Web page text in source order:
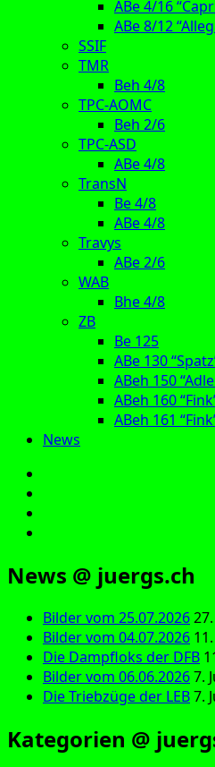
ABe 4/16
ABe 8/12
SSIF
TMR
Beh 4/8
TPC-AOMC
Beh 2/6
TPC-ASD
ABe 4/8
TransN
Be 4/8
ABe 4/8
Travys
ABe 2/6
WAB
Bhe 4/8
ZB
Be 125
ABe 130
ABeh 150
ABeh 160
ABeh 161
News
News @ juergs.ch
Bilder vom 25.07.2026
Bilder vom 04.07.2026
Die Dampfloks der DFB
Bilder vom 06.06.20267.
Die Triebzüge der LEB7.
Kategorien @